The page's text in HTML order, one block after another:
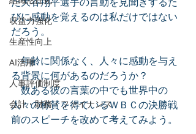
収益力強化
生産性向上
AI活用
人事評価制度
会計・財務・ファイナンス
びに感動を覚えるのは私だけではない
だろう。
年齢に関係なく、人々に感動を与え
る背景に何があるのだろうか？
数ある彼の言葉の中でも世界中の
人々の称賛を得ているＷＢＣの決勝戦
前のスピーチを改めて考えてみよう。